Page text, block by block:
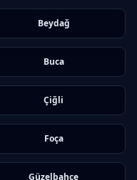
Beydağ
Buca
Çiğli
Foça
Güzelbahçe